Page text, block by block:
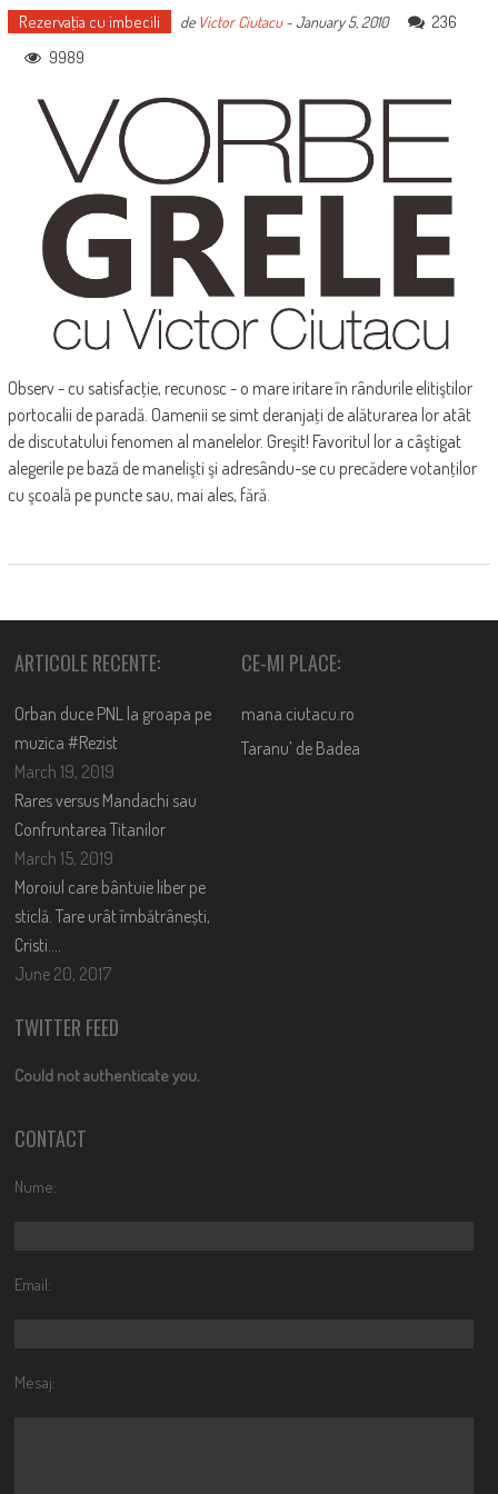
Rezervaţia cu imbecili de Victor Ciutacu-January 5, 2010
236
9989
Observ - cu satisfacţie, recunosc - o mare iritare în rândurile elitiştilor
portocalii de paradă. Oamenii se simt deranjaţi de alăturarea lor atât
de discutatului fenomen al manelelor. Greşit! Favoritul lor a câştigat
alegerile pe bază de manelişti şi adresându-se cu precădere votanţilor
cu şcoală pe puncte sau, mai ales, fără.
ARTICOLE RECENTE:
Orban duce PNL la groapa pe
muzica #Rezist
March 19, 2019
Rares versus Mandachi sau
Confruntarea Titanilor
March 15, 2019
Moroiul care bântuie liber pe
sticlă. Tare urât îmbătrânești,
Cristi….
June 20, 2017
CE-MI PLACE:
mana.ciutacu.ro
Taranu’ de Badea
TWITTER FEED
Could not authenticate you.
CONTACT
Nume:
Email:
Mesaj: